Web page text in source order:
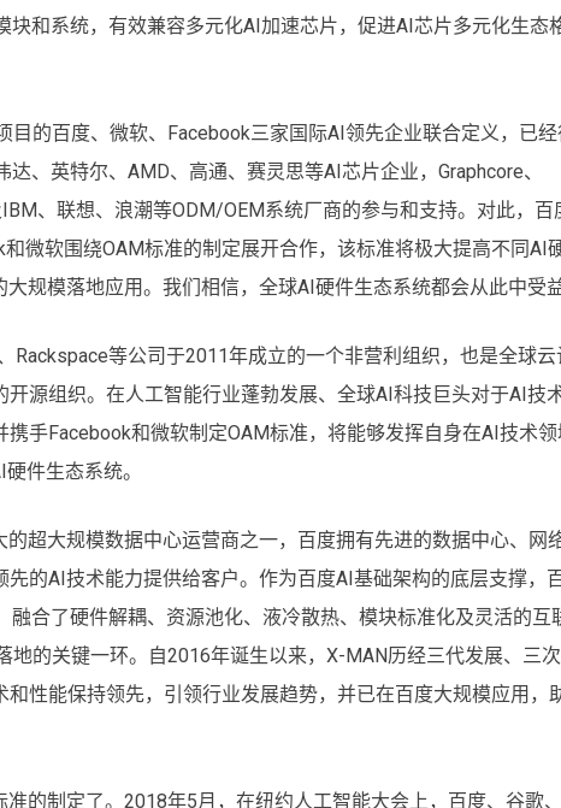
和系统，有效兼容多元化AI加速芯片，促进AI芯片多元化生态
目的百度、微软、Facebook三家国际AI领先企业联合定义，已
、英特尔、AMD、高通、赛灵思等AI芯片企业，Graphcore、
、联想、浪潮等ODM/OEM系统厂商的参与和支持。对此，百
微软围绕OAM标准的制定展开合作，该标准将极大提高不同AI
规模落地应用。我们相信，全球AI硬件生态系统都会从此中受
Rackspace等公司于2011年成立的一个非营利组织，也是全球云
源组织。在人工智能行业蓬勃发展、全球AI科技巨头对于AI技
手Facebook和微软制定OAM标准，将能够发挥自身在AI技术
件生态系统。
超大规模数据中心运营商之一，百度拥有先进的数据中心、网
的AI技术能力提供给客户。作为百度AI基础架构的底层支撑，
合了硬件解耦、资源池化、液冷散热、模块标准化及灵活的互
地的关键一环。自2016年诞生以来，X-MAN历经三代发展、三
性能保持领先，引领行业发展趋势，并已在百度大规模应用，
的制定了。2018年5月，在纽约人工智能大会上，百度、谷歌